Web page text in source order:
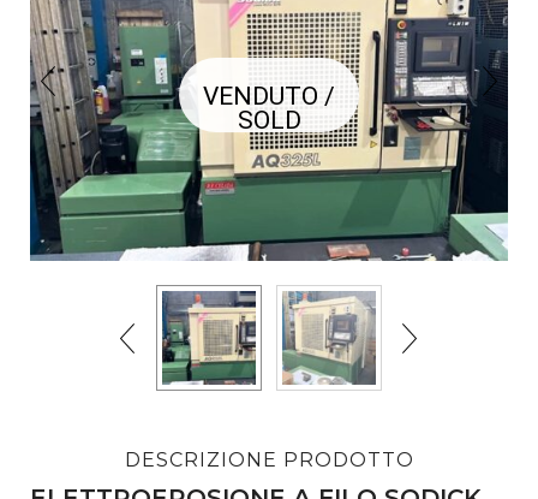
VENDUTO /
SOLD
DESCRIZIONE PRODOTTO